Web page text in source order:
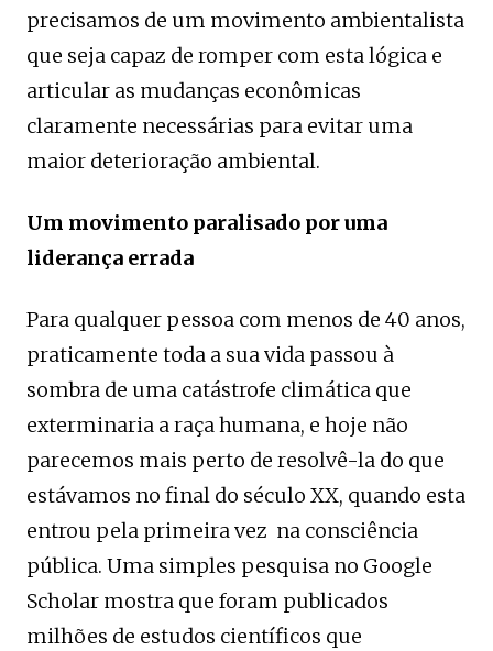
precisamos de um movimento ambientalista
que seja capaz de romper com esta lógica e
articular as mudanças econômicas
claramente necessárias para evitar uma
maior deterioração ambiental.
Um movimento paralisado por uma
liderança errada
Para qualquer pessoa com menos de 40 anos,
praticamente toda a sua vida passou à
sombra de uma catástrofe climática que
exterminaria a raça humana, e hoje não
parecemos mais perto de resolvê-la do que
estávamos no final do século XX, quando esta
entrou pela primeira vez na consciência
pública. Uma simples pesquisa no Google
Scholar mostra que foram publicados
milhões de estudos científicos que